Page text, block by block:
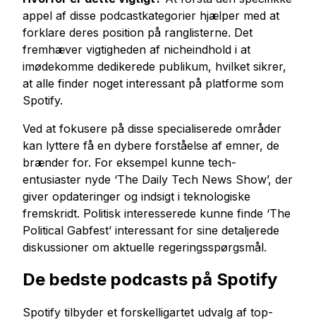
appel af disse podcastkategorier hjælper med at
forklare deres position på ranglisterne. Det
fremhæver vigtigheden af nicheindhold i at
imødekomme dedikerede publikum, hvilket sikrer,
at alle finder noget interessant på platforme som
Spotify.
Ved at fokusere på disse specialiserede områder
kan lyttere få en dybere forståelse af emner, de
brænder for. For eksempel kunne tech-
entusiaster nyde ‘The Daily Tech News Show’, der
giver opdateringer og indsigt i teknologiske
fremskridt. Politisk interesserede kunne finde ‘The
Political Gabfest’ interessant for sine detaljerede
diskussioner om aktuelle regeringsspørgsmål.
De bedste podcasts på Spotify
Spotify tilbyder et forskelligartet udvalg af top-